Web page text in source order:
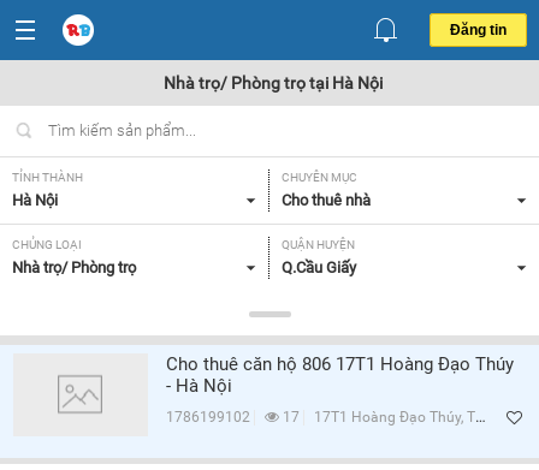
Đăng tin
Nhà trọ/ Phòng trọ tại Hà Nội
TỈNH THÀNH
Hà Nội
CHUYÊN MỤC
Cho thuê nhà
CHỦNG LOẠI
Nhà trọ/ Phòng trọ
QUẬN HUYỆN
Q.Cầu Giấy
Tất cả
TIỆN ÍCH
Tất cả
Cho thuê căn hộ 806 17T1 Hoàng Đạo Thúy
- Hà Nội
1786199102 17 17T1 Hoàng Đạo Thúy, Trung Hòa, Q.Cầu Giấy, Hà Nội